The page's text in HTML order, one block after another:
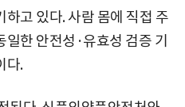
고 있다. 사람 몸에 직접 주
한 안전성·유효성 검증 기
다.